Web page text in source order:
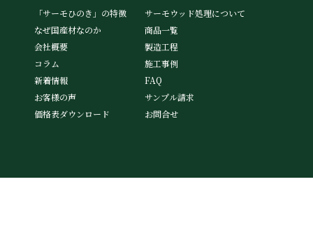
「サーモひのき」の特徴
サーモウッド処理について
なぜ国産材なのか
商品一覧
会社概要
製造工程
コラム
施工事例
新着情報
FAQ
お客様の声
サンプル請求
価格表ダウンロード
お問合せ